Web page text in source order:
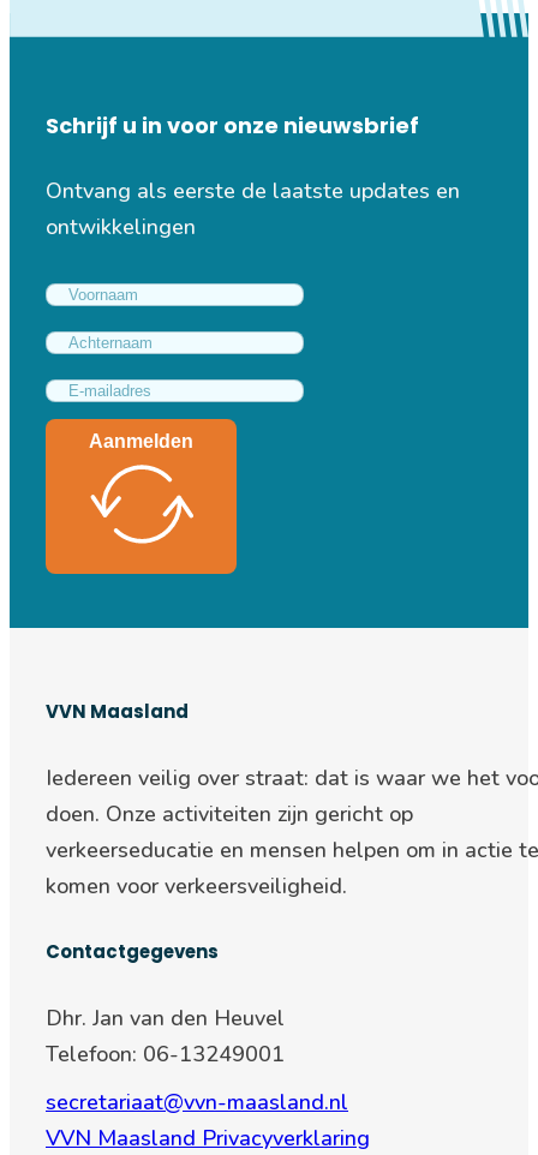
Schrijf u in voor onze nieuwsbrief
Ontvang als eerste de laatste updates en
ontwikkelingen
Aanmelden
VVN Maasland
Iedereen veilig over straat: dat is waar we het
doen. Onze activiteiten zijn gericht op
verkeerseducatie en mensen helpen om in actie te
komen voor verkeersveiligheid.
Contactgegevens
Dhr. Jan van den Heuvel
Telefoon: 06-13249001
secretariaat@vvn-maasland.nl
VVN Maasland Privacyverklaring